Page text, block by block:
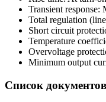
Transient
Total regulation
Short circuit
Temperature
Overvoltage
Minimum output
Список